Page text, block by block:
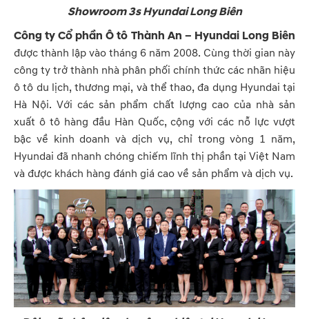
Showroom 3s Hyundai Long Biên
Công ty Cổ phần Ô tô Thành An – Hyundai Long Biên
được thành lập vào tháng 6 năm 2008. Cùng thời gian này
công ty trở thành nhà phân phối chính thức các nhãn hiệu
ô tô du lịch, thương mại, và thể thao, đa dụng Hyundai tại
Hà Nội. Với các sản phẩm chất lượng cao của nhà sản
xuất ô tô hàng đầu Hàn Quốc, cộng với các nỗ lực vượt
bậc về kinh doanh và dịch vụ, chỉ trong vòng 1 năm,
Hyundai đã nhanh chóng chiếm lĩnh thị phần tại Việt Nam
và được khách hàng đánh giá cao về sản phẩm và dịch vụ.